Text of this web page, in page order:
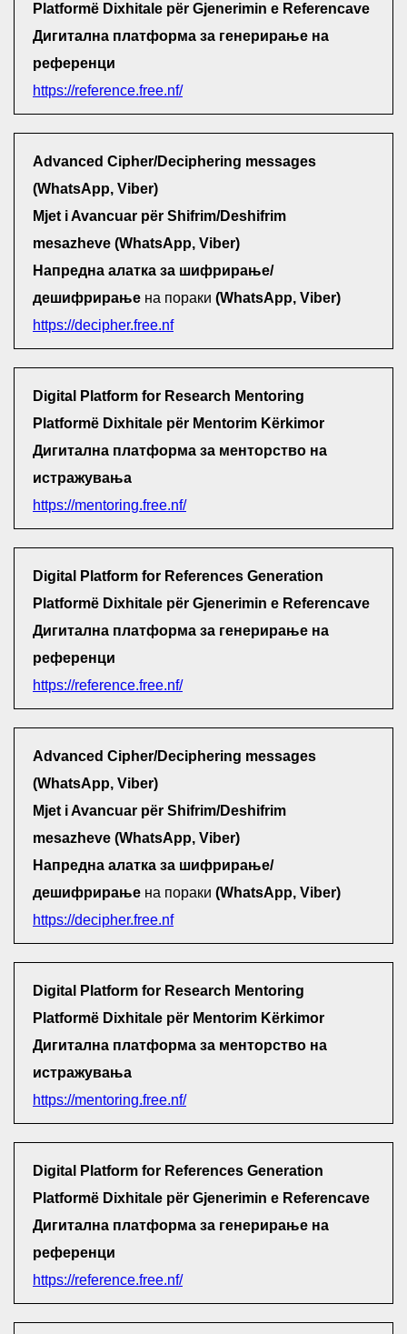
Platformë Dixhitale për Gjenerimin e Referencave
Дигитална платформа за генерирање на
референци
https://reference.free.nf/
Advanced Cipher/Deciphering messages
(WhatsApp, Viber)
Mjet i Avancuar për Shifrim/Deshifrim
mesazheve (WhatsApp, Viber)
Напредна алатка за шифрирање/
дешифрирање на пораки (WhatsApp, Viber)
https://decipher.free.nf
Digital Platform for Research Mentoring
Platformë Dixhitale për Mentorim Kërkimor
Дигитална платформа за менторство на
истражувања
https://mentoring.free.nf/
Digital Platform for References Generation
Platformë Dixhitale për Gjenerimin e Referencave
Дигитална платформа за генерирање на
референци
https://reference.free.nf/
Advanced Cipher/Deciphering messages
(WhatsApp, Viber)
Mjet i Avancuar për Shifrim/Deshifrim
mesazheve (WhatsApp, Viber)
Напредна алатка за шифрирање/
дешифрирање на пораки (WhatsApp, Viber)
https://decipher.free.nf
Digital Platform for Research Mentoring
Platformë Dixhitale për Mentorim Kërkimor
Дигитална платформа за менторство на
истражувања
https://mentoring.free.nf/
Digital Platform for References Generation
Platformë Dixhitale për Gjenerimin e Referencave
Дигитална платформа за генерирање на
референци
https://reference.free.nf/